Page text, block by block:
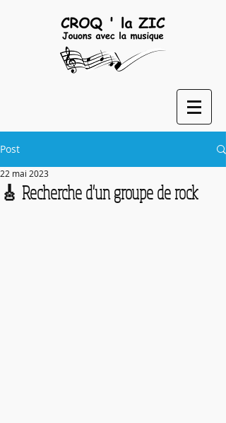
Post
🎸 Recherche d'un groupe de rock
22 mai 2023